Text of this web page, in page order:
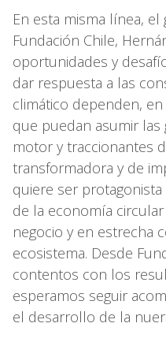
En esta misma línea,
Fundación Chile,
oportunidades y
dar respuesta a las
climático dependen,
que puedan asumir
motor y traccionantes
transformadora y de
quiere ser
de la economía
negocio y en estrecha
ecosistema. Desde
contentos con los
esperamos seguir
el desarrollo de la